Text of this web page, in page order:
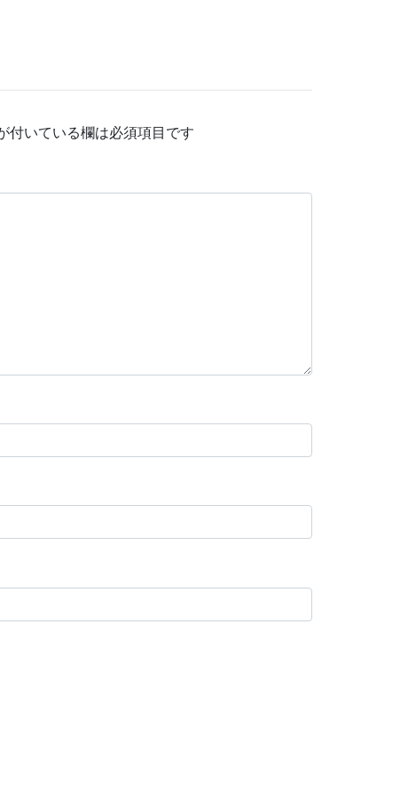
付いている欄は必須項目です